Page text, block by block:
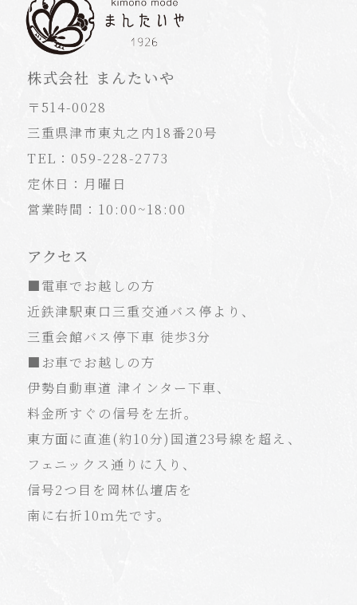
株式会社 まんたいや
〒514-0028
三重県津市東丸之内18番20号
TEL：059-228-2773
定休日：月曜日
営業時間：10:00~18:00
アクセス
■電車でお越しの方
近鉄津駅東口三重交通バス停より、
三重会館バス停下車 徒歩3分
■お車でお越しの方
伊勢自動車道 津インター下車、
料金所すぐの信号を左折。
東方面に直進(約10分)国道23号線を超え、
フェニックス通りに入り、
信号2つ目を岡林仏壇店を
南に右折10ｍ先です。